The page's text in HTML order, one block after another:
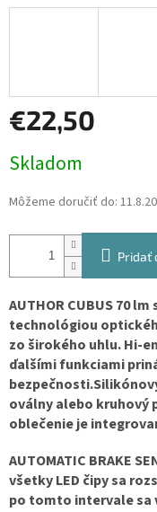
€22,50
cena:
Skladom
Môžeme doručiť do:
Pridať
AUTHOR CUBUS 70
technológiou
zo širokého uhlu. Hi-
ďalšími funkciami
oválny alebo kruhový
oblečenie je
AUTOMATIC BRAKE
všetky LED čipy sa
po tomto intervale sa